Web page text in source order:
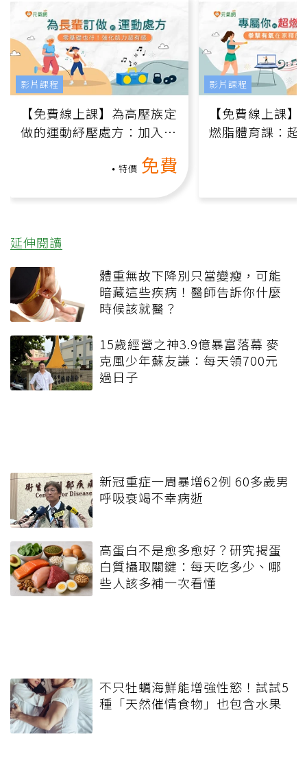
【免費線上課】為高壓族定
做的運動紓壓處方：加入行
特價 免費
影片課程
【免費線上課
燃脂體育課：超
影片課程
延伸閱讀
體重無故下降別只當變瘦，可能
暗藏這些疾病！醫師告訴你什麼
時候該就醫？
15歲經營之神3.9億暴富落幕 麥
克風少年蘇友謙：每天領700元
過日子
新冠重症一周暴增62例 60多歲男
呼吸衰竭不幸病逝
高蛋白不是愈多愈好？研究揭蛋
白質攝取關鍵：每天吃多少、哪
些人該多補一次看懂
不只牡蠣海鮮能增強性慾！試試5
種「天然催情食物」也包含水果